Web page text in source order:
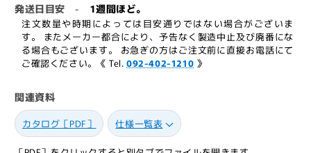
カ
ナ・
ダ
イ
ツ
デ
ィ
カ
ナ・
ダ
イ
デ
ィ
発送日目安 -1週間ほど。
注文数量や時期によっては目安通りではない場合がございま
す。 またメーカー都合により、予告なく製造中止及び廃番にな
る場合もございます。 お急ぎの方はご注文前に直接お電話にて
ご確認ください。《 Tel. 092-402-1210 》
関連資料
カタログ［PDF］ 仕様一覧表